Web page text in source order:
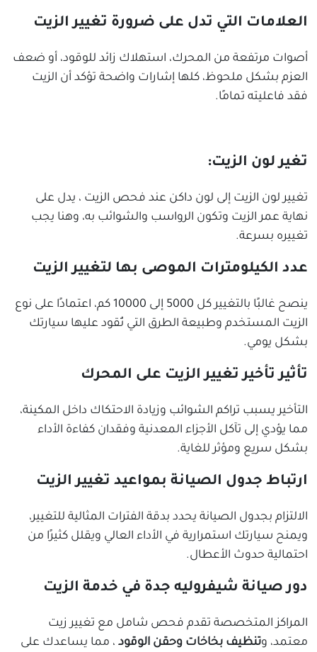
العلامات التي تدل على ضرورة تغيير الزيت
أصوات مرتفعة من المحرك، استهلاك زائد للوقود، أو ضعف
العزم بشكل ملحوظ، كلها إشارات واضحة تؤكد أن الزيت
فقد فاعليته تمامًا.
تغير لون الزيت:
تغيير لون الزيت إلى لون داكن عند فحص الزيت ، يدل على
نهاية عمر الزيت وتكون الرواسب والشوائب به، وهنا يجب
تغييره بسرعة.
عدد الكيلومترات الموصى بها لتغيير الزيت
ينصح غالبًا بالتغيير كل 5000 إلى 10000 كم، اعتمادًا على نوع
الزيت المستخدم وطبيعة الطرق التي تُقود عليها سيارتك
بشكل يومي.
تأثير تأخير تغيير الزيت على المحرك
التأخير يسبب تراكم الشوائب وزيادة الاحتكاك داخل المكينة،
مما يؤدي إلى تآكل الأجزاء المعدنية وفقدان كفاءة الأداء
بشكل سريع ومؤثر للغاية.
ارتباط جدول الصيانة بمواعيد تغيير الزيت
الالتزام بجدول الصيانة يحدد بدقة الفترات المثالية للتغيير،
ويمنح سيارتك استمرارية في الأداء العالي ويقلل كثيرًا من
احتمالية حدوث الأعطال.
دور صيانة شيفروليه جدة في خدمة الزيت
المراكز المتخصصة تقدم فحص شامل مع تغيير زيت
معتمد، وتنظيف بخاخات وحقن الوقود ، مما يساعدك على